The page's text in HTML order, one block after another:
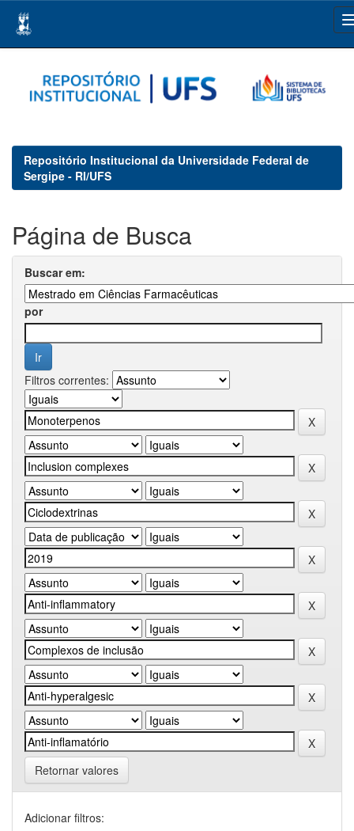
navigation
Repositório Institucional da Universidade Federal de
Sergipe - RI/UFS
Página de Busca
Buscar em:
por
Filtros correntes:
Retornar valores
Adicionar filtros: